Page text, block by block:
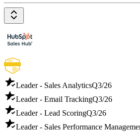
Leader - Sales AnalyticsQ3/26
Leader - Email TrackingQ3/26
Leader - Lead ScoringQ3/26
Leader - Sales Performance